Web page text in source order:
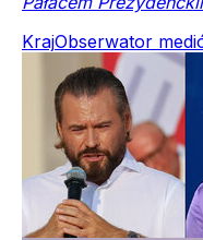
KrajObserwator